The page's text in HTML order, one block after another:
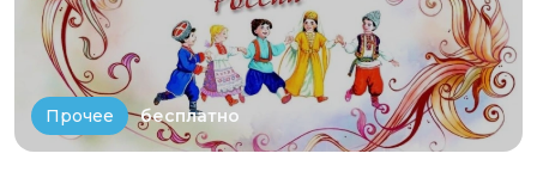
Прочее бесплатно